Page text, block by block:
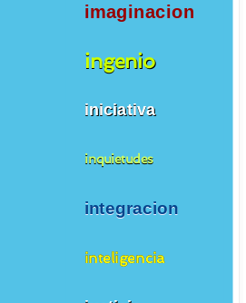
imaginacion
ingenio
iniciativa
inquietudes
integracion
inteligencia